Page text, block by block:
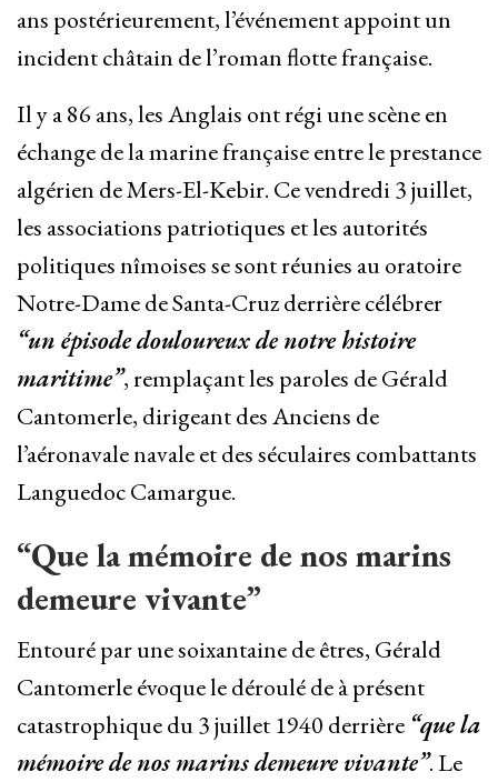
ans postérieurement, l’événement appoint un
incident châtain de l’roman flotte française.
Il y a 86 ans, les Anglais ont régi une scène en
échange de la marine française entre le prestance
algérien de Mers-El-Kebir. Ce vendredi 3 juillet,
les associations patriotiques et les autorités
politiques nîmoises se sont réunies au oratoire
Notre-Dame de Santa-Cruz derrière célébrer
“un épisode douloureux de notre histoire
maritime”, remplaçant les paroles de Gérald
Cantomerle, dirigeant des Anciens de
l’aéronavale navale et des séculaires combattants
Languedoc Camargue.
“Que la mémoire de nos marins
demeure vivante”
Entouré par une soixantaine de êtres, Gérald
Cantomerle évoque le déroulé de à présent
catastrophique du 3 juillet 1940 derrière “que la
mémoire de nos marins demeure vivante”. Le